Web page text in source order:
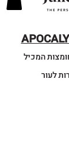
חומצות המכיל
לעור